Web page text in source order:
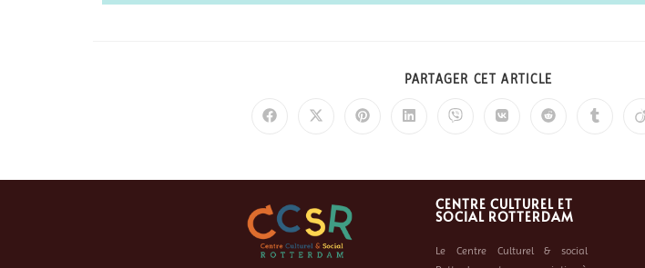
PARTAGER CET ARTICLE
CENTRE CULTUREL ET
SOCIAL ROTTERDAM
Le Centre Culturel & social